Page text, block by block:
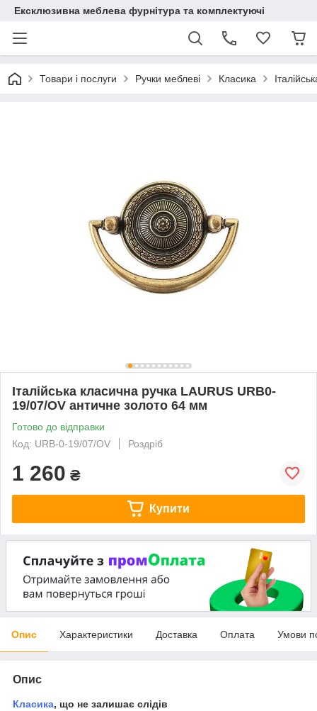
Ексклюзивна меблева фурнітура та комплектуючі
Товари і послуги Ручки меблеві Класика
Італійська класична ручка LAURUS URB0-
19/07/OV античне золото 64 мм
Готово до відправки
Код: URB-0-19/07/OV
Роздріб
1 260 ₴
Купити
Опис Характеристики Доставка Оплата Умови
Опис
Класика, що не залишає слідів